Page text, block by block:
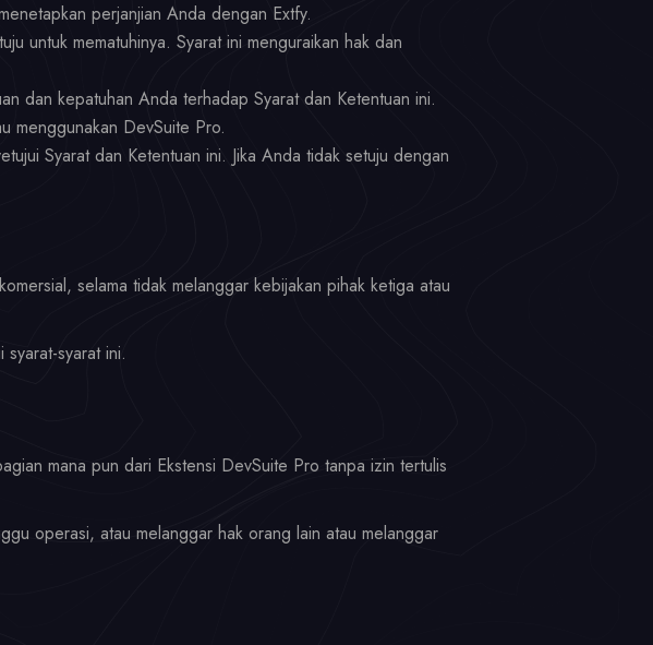
perjanjian Anda dengan Extfy.
untuk mematuhinya. Syarat ini menguraikan hak dan
dan kepatuhan Anda terhadap Syarat dan Ketentuan ini.
menggunakan DevSuite Pro.
Syarat dan Ketentuan ini. Jika Anda tidak setuju dengan
selama tidak melanggar kebijakan pihak ketiga atau
syarat ini.
mana pun dari Ekstensi DevSuite Pro tanpa izin tertulis
operasi, atau melanggar hak orang lain atau melanggar